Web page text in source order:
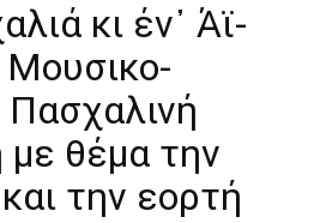
κι έν᾿ Άϊ-
Μουσικο-
Πασχαλινή
θέμα την
την εορτή